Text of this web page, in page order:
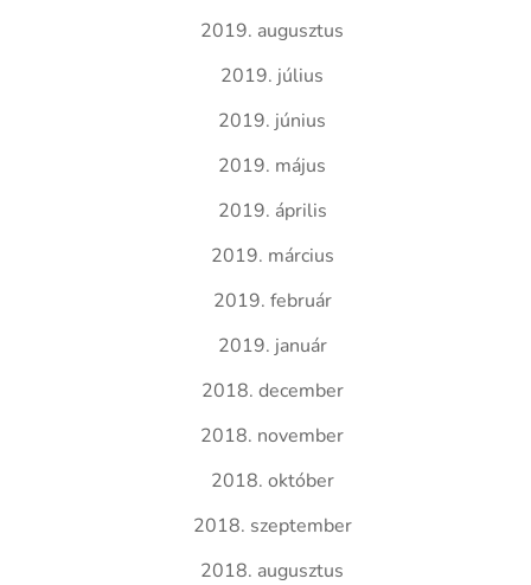
2019. augusztus
2019. július
2019. június
2019. május
2019. április
2019. március
2019. február
2019. január
2018. december
2018. november
2018. október
2018. szeptember
2018. augusztus